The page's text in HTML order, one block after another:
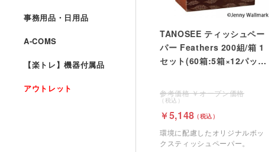
TANOSEE ティッシュペー
パー Feathers 200組/箱 1
セット(60箱:5箱×12パッ
オープン価格
5,148
環境に配慮したオリジナルボッ
クスティッシュペーパー。
事務用品・日用品
A-COMS
【楽トレ】機器付属品
アウトレット